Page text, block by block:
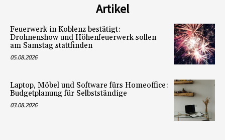
Artikel
Feuerwerk in Koblenz bestätigt:
Drohnenshow und Höhenfeuerwerk sollen
am Samstag stattfinden
05.08.2026
Laptop, Möbel und Software fürs Homeoffice:
Budgetplanung für Selbstständige
03.08.2026